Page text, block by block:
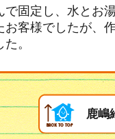
固定し、水とお
客様でしたが、
。
鹿嶋